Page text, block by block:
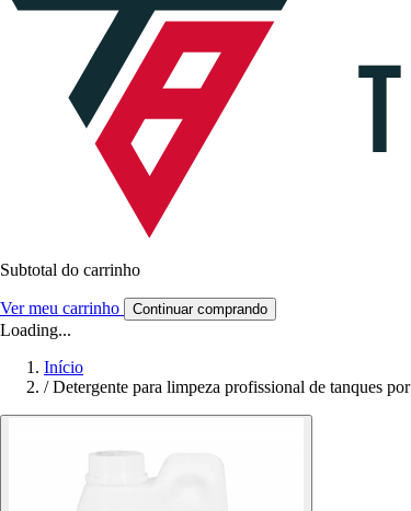
Subtotal do carrinho
Ver meu carrinho Continuar comprando
Loading...
Início
/ Detergente para limpeza profissional de tanques